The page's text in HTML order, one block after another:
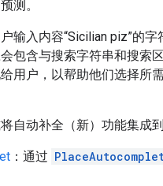
测。
输入内容“Sicilian piz”的
包含与搜索字符串和搜索
用户，以帮助他们选择所
自动补全（新）功能集成
：通过